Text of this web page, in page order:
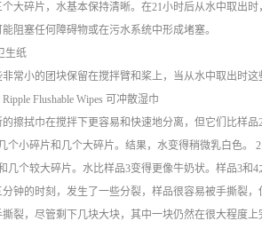
大碎片，水基本保持清晰。在21小时后从水中取出
阻塞任何障碍物或在污水系统中形成堵塞。
生纸
常小的团块保留在搅拌臂和桨上，当从水中取出时
Flushable Wipes 可冲散湿巾
擦拭巾在搅拌下更容易和快速地分离，但它们比样
个小碎片和几个大碎片。结果，水变得稍微乳白色。
几个较大碎片。水比样品3变得更像牛奶状。样品3
钟的时刻，发生了一些分裂，样品很容易被手撕裂
裂，尽管剩下几块大块，其中一块仍然在很大程度